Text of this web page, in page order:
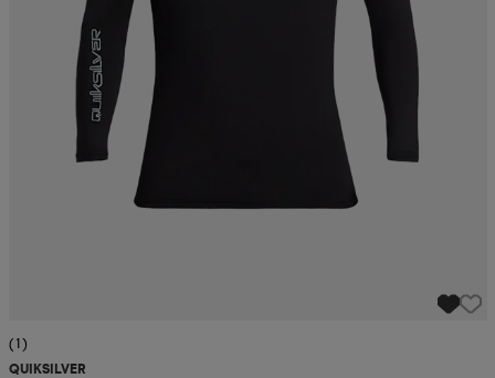
(1)
QUIKSILVER